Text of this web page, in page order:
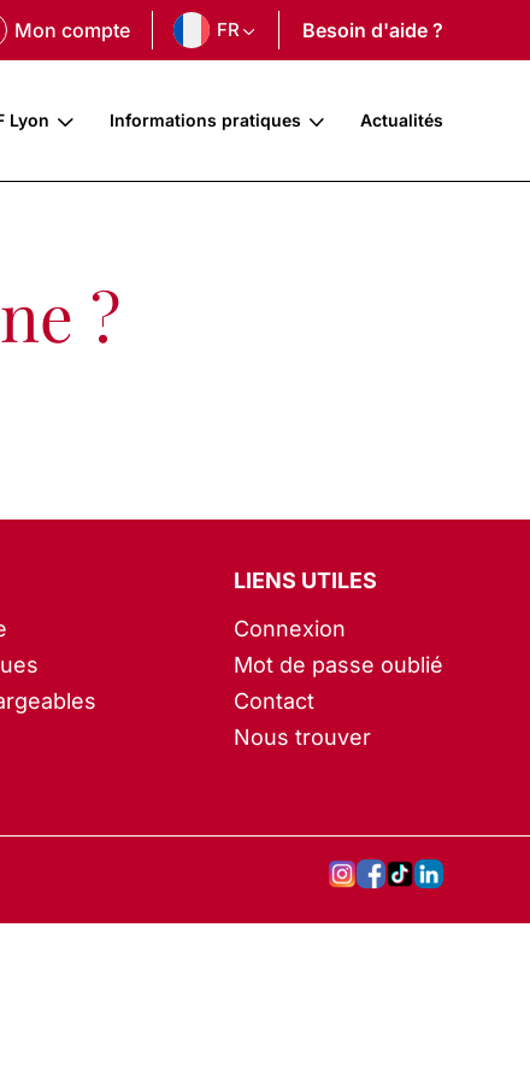
Mon compte FR Besoin d'aide ?
Lyon Informations pratiques Actualités
?
LIENS UTILES
Connexion
Mot de passe oublié
Contact
Nous trouver